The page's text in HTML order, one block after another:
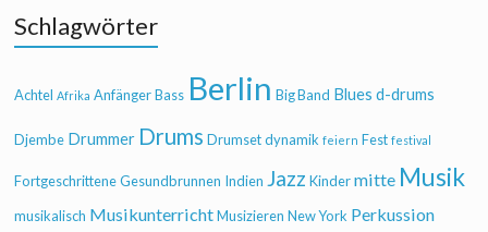
Schlagwörter
Achtel Afrika Anfänger Bass Berlin Big Band Blues d-drums
Djembe Drummer Drums Drumset dynamik feiern Fest festival
Fortgeschrittene Gesundbrunnen Indien Jazz Kinder mitte Musik
musikalisch Musikunterricht Musizieren New York Perkussion